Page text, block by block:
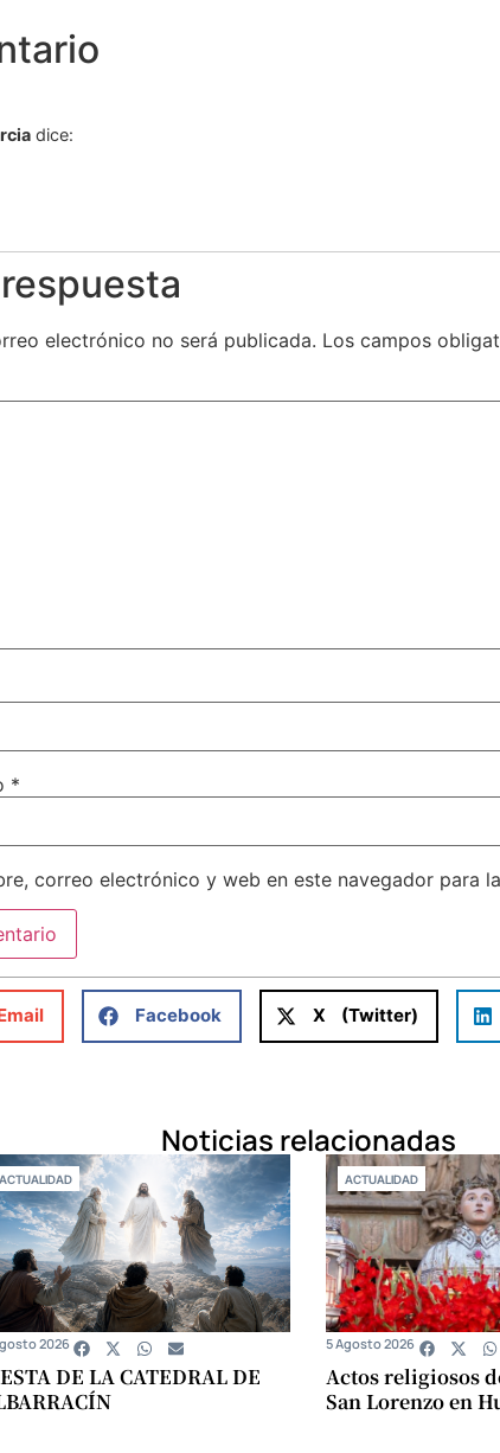
dice:
electrónico no será publicada. Los campos
*
correo electrónico y web en este navegador para
Facebook X (Twitter)
Noticias relacionadas
ACTUALIDAD
DE LA CATEDRAL DE
2026
ACTUALIDAD
Actos religiosos
San Lorenzo en
5 Agosto 2026